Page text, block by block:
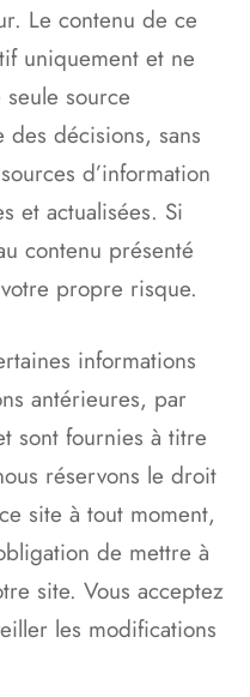
Le contenu de ce
uniquement et ne
source
décisions, sans
d’information
et actualisées. Si
contenu présenté
propre risque.
informations
antérieures, par
sont fournies à titre
réservons le droit
site à tout moment,
de mettre à
site. Vous acceptez
les modifications